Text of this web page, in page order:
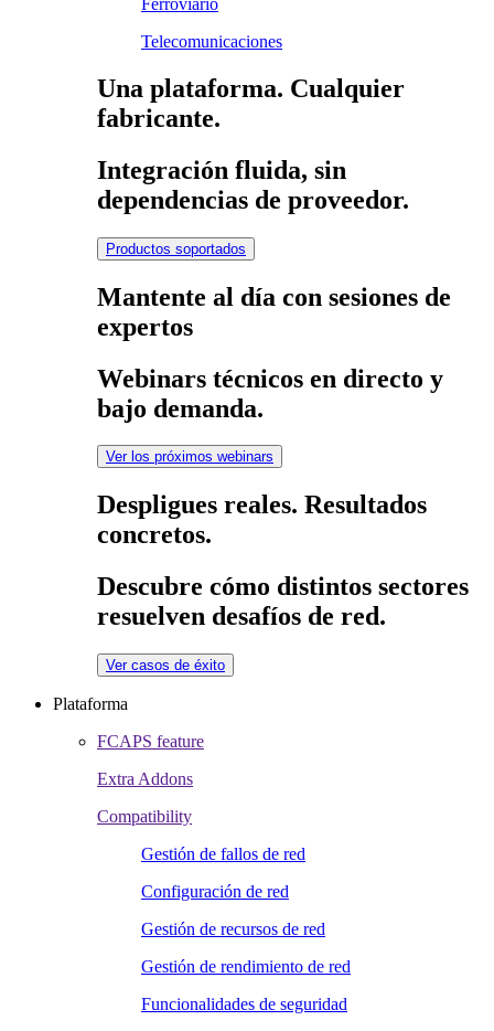
Ferroviario
Telecomunicaciones
Una plataforma. Cualquier
fabricante.
Integración fluida, sin
dependencias de proveedor.
Productos soportados
Mantente al día con sesiones de
expertos
Webinars técnicos en directo y
bajo demanda.
Ver los próximos webinars
Despligues reales. Resultados
concretos.
Descubre cómo distintos sectores
resuelven desafíos de red.
Ver casos de éxito
Plataforma
FCAPS feature
Extra Addons
Compatibility
Gestión de fallos de red
Configuración de red
Gestión de recursos de red
Gestión de rendimiento de red
Funcionalidades de seguridad